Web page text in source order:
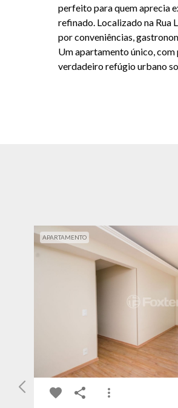
perfeito para quem aprecia
refinado. Localizado na Rua
por conveniências,
Um apartamento único,
verdadeiro refúgio urbano
APARTAMENTO